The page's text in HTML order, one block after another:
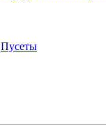
Пусеты